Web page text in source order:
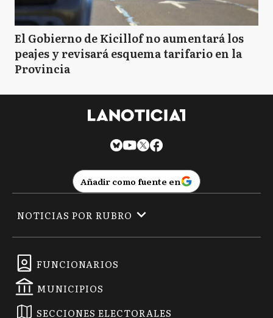
El Gobierno de Kicillof no aumentará los
peajes y revisará esquema tarifario en la
Provincia
Añadir como fuente en
FUNCIONARIOS
MUNICIPIOS
SECCIONES ELECTORALES
NOTICIAS POR RUBRO